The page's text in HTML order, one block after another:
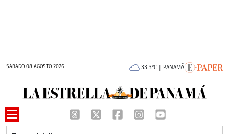
SÁBADO 08 AGOSTO 2026 33.3°C | PANAMÁ